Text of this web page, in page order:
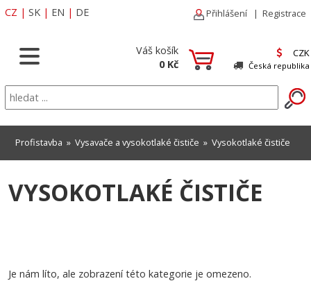
CZ | SK | EN | DE Přihlášení | Registrace
Váš košík
0 Kč
CZK
Česká republika
Profistavba » Vysavače a vysokotlaké čističe » Vysokotlaké čističe
VYSOKOTLAKÉ ČISTIČE
Je nám líto, ale zobrazení této kategorie je omezeno.